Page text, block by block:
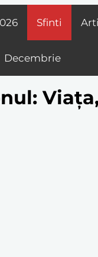
Sfinti
Decembrie